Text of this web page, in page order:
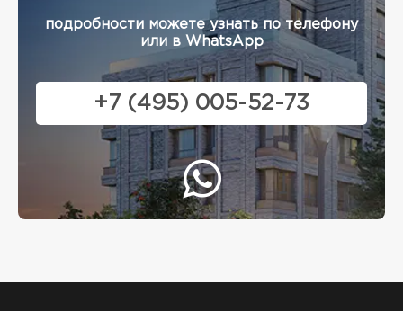
подробности можете узнать по телефону
или в WhatsApp
+7 (495) 005-52-73